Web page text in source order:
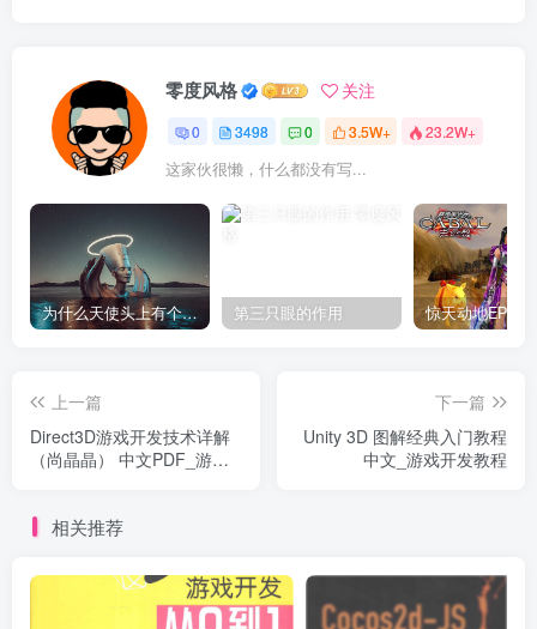
零度风格 关注
0 3498 0 3.5W+ 23.2W+
这家伙很懒，什么都没有写...
为什么天使头上有个圈？ 第三只眼的作用
上一篇
Direct3D游戏开发技术详解
（尚晶晶） 中文PDF_游戏
下一篇
Unity 3D 图解经典入门教程
中文_游戏开发教程
相关推荐